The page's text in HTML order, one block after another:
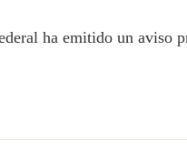
ha emitido un